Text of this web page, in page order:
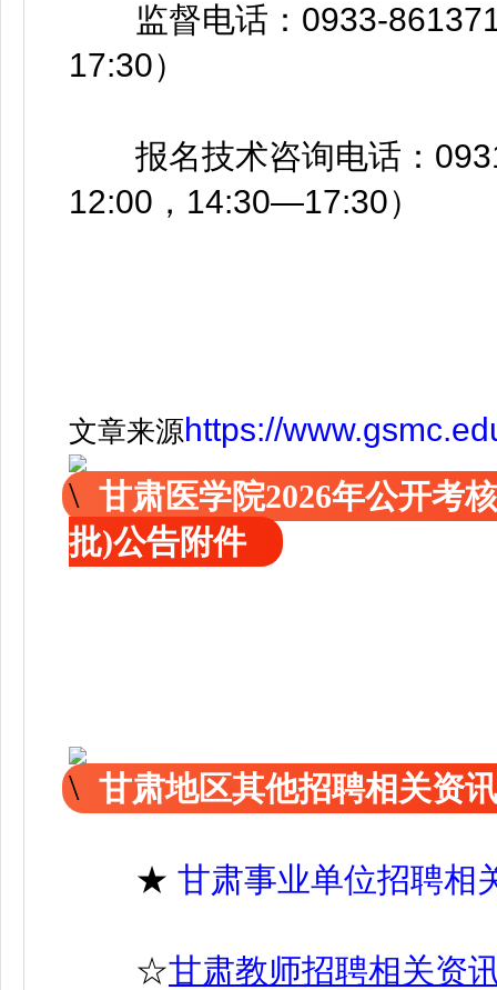
监督电话：0933-
17:30）
报名技术咨询电话：
12:00，14:30—17:30）
文章来源https://
甘肃医学院2026年公开考
批)公告附件
甘肃地区其他招聘相关资
★ 甘肃事业单位招聘相
☆甘肃教师招聘相关资